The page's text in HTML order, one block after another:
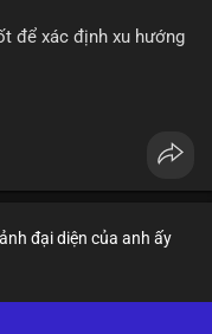
để xác định xu hướng
đại diện của anh ấy